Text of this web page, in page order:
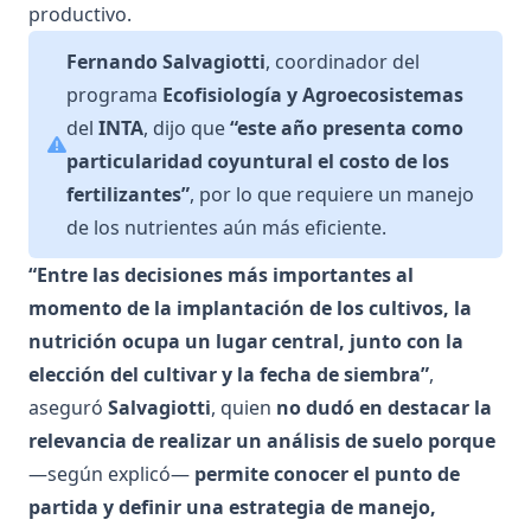
productivo.
Fernando Salvagiotti, coordinador del
programa Ecofisiología y Agroecosistemas
del INTA, dijo que“este año presenta como
particularidad coyuntural el costo de los
fertilizantes”, por lo que requiere un manejo
de los nutrientes aún más eficiente.
“Entre las decisiones más importantes al
momento de la implantación de los cultivos, la
nutrición ocupa un lugar central, junto con la
elección del cultivar y la fecha de siembra”,
aseguró Salvagiotti, quien no dudó en destacar la
relevancia de realizar un análisis de suelo porque
—según explicó— permite conocer el punto de
partida y definir una estrategia de manejo,